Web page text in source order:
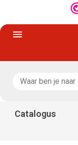
Catalogus